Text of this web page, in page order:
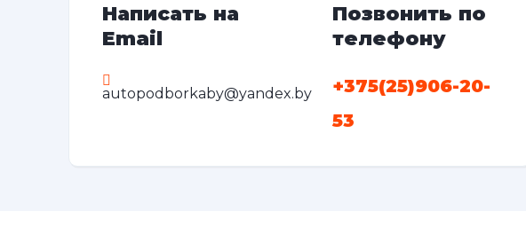
Написать на
Email
autopodborkaby@yandex.by
Позвонить по
телефону
+375(25)906-20-
53